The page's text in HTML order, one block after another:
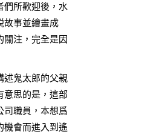
們所歡迎後，水
故事並繪畫成
關注，完全是因
述鬼太郎的父親
意思的是，這部
司職員，本想爲
機會而進入到遙